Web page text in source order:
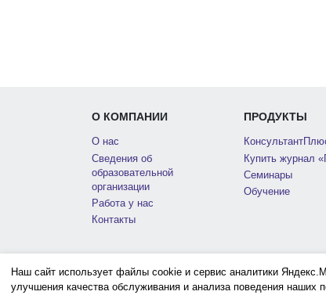
О КОМПАНИИ
О нас
Сведения об
образовательной
организации
Работа у нас
Контакты
ПРОДУКТЫ
Купить журнал
Семинары
Обучение
Наш сайт использует файлы cookie и сервис аналитики
улучшения качества обслуживания и анализа поведения наших